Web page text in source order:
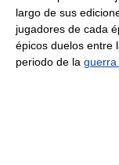
largo de sus
jugadores de cada
épicos duelos entre
periodo de la guerra